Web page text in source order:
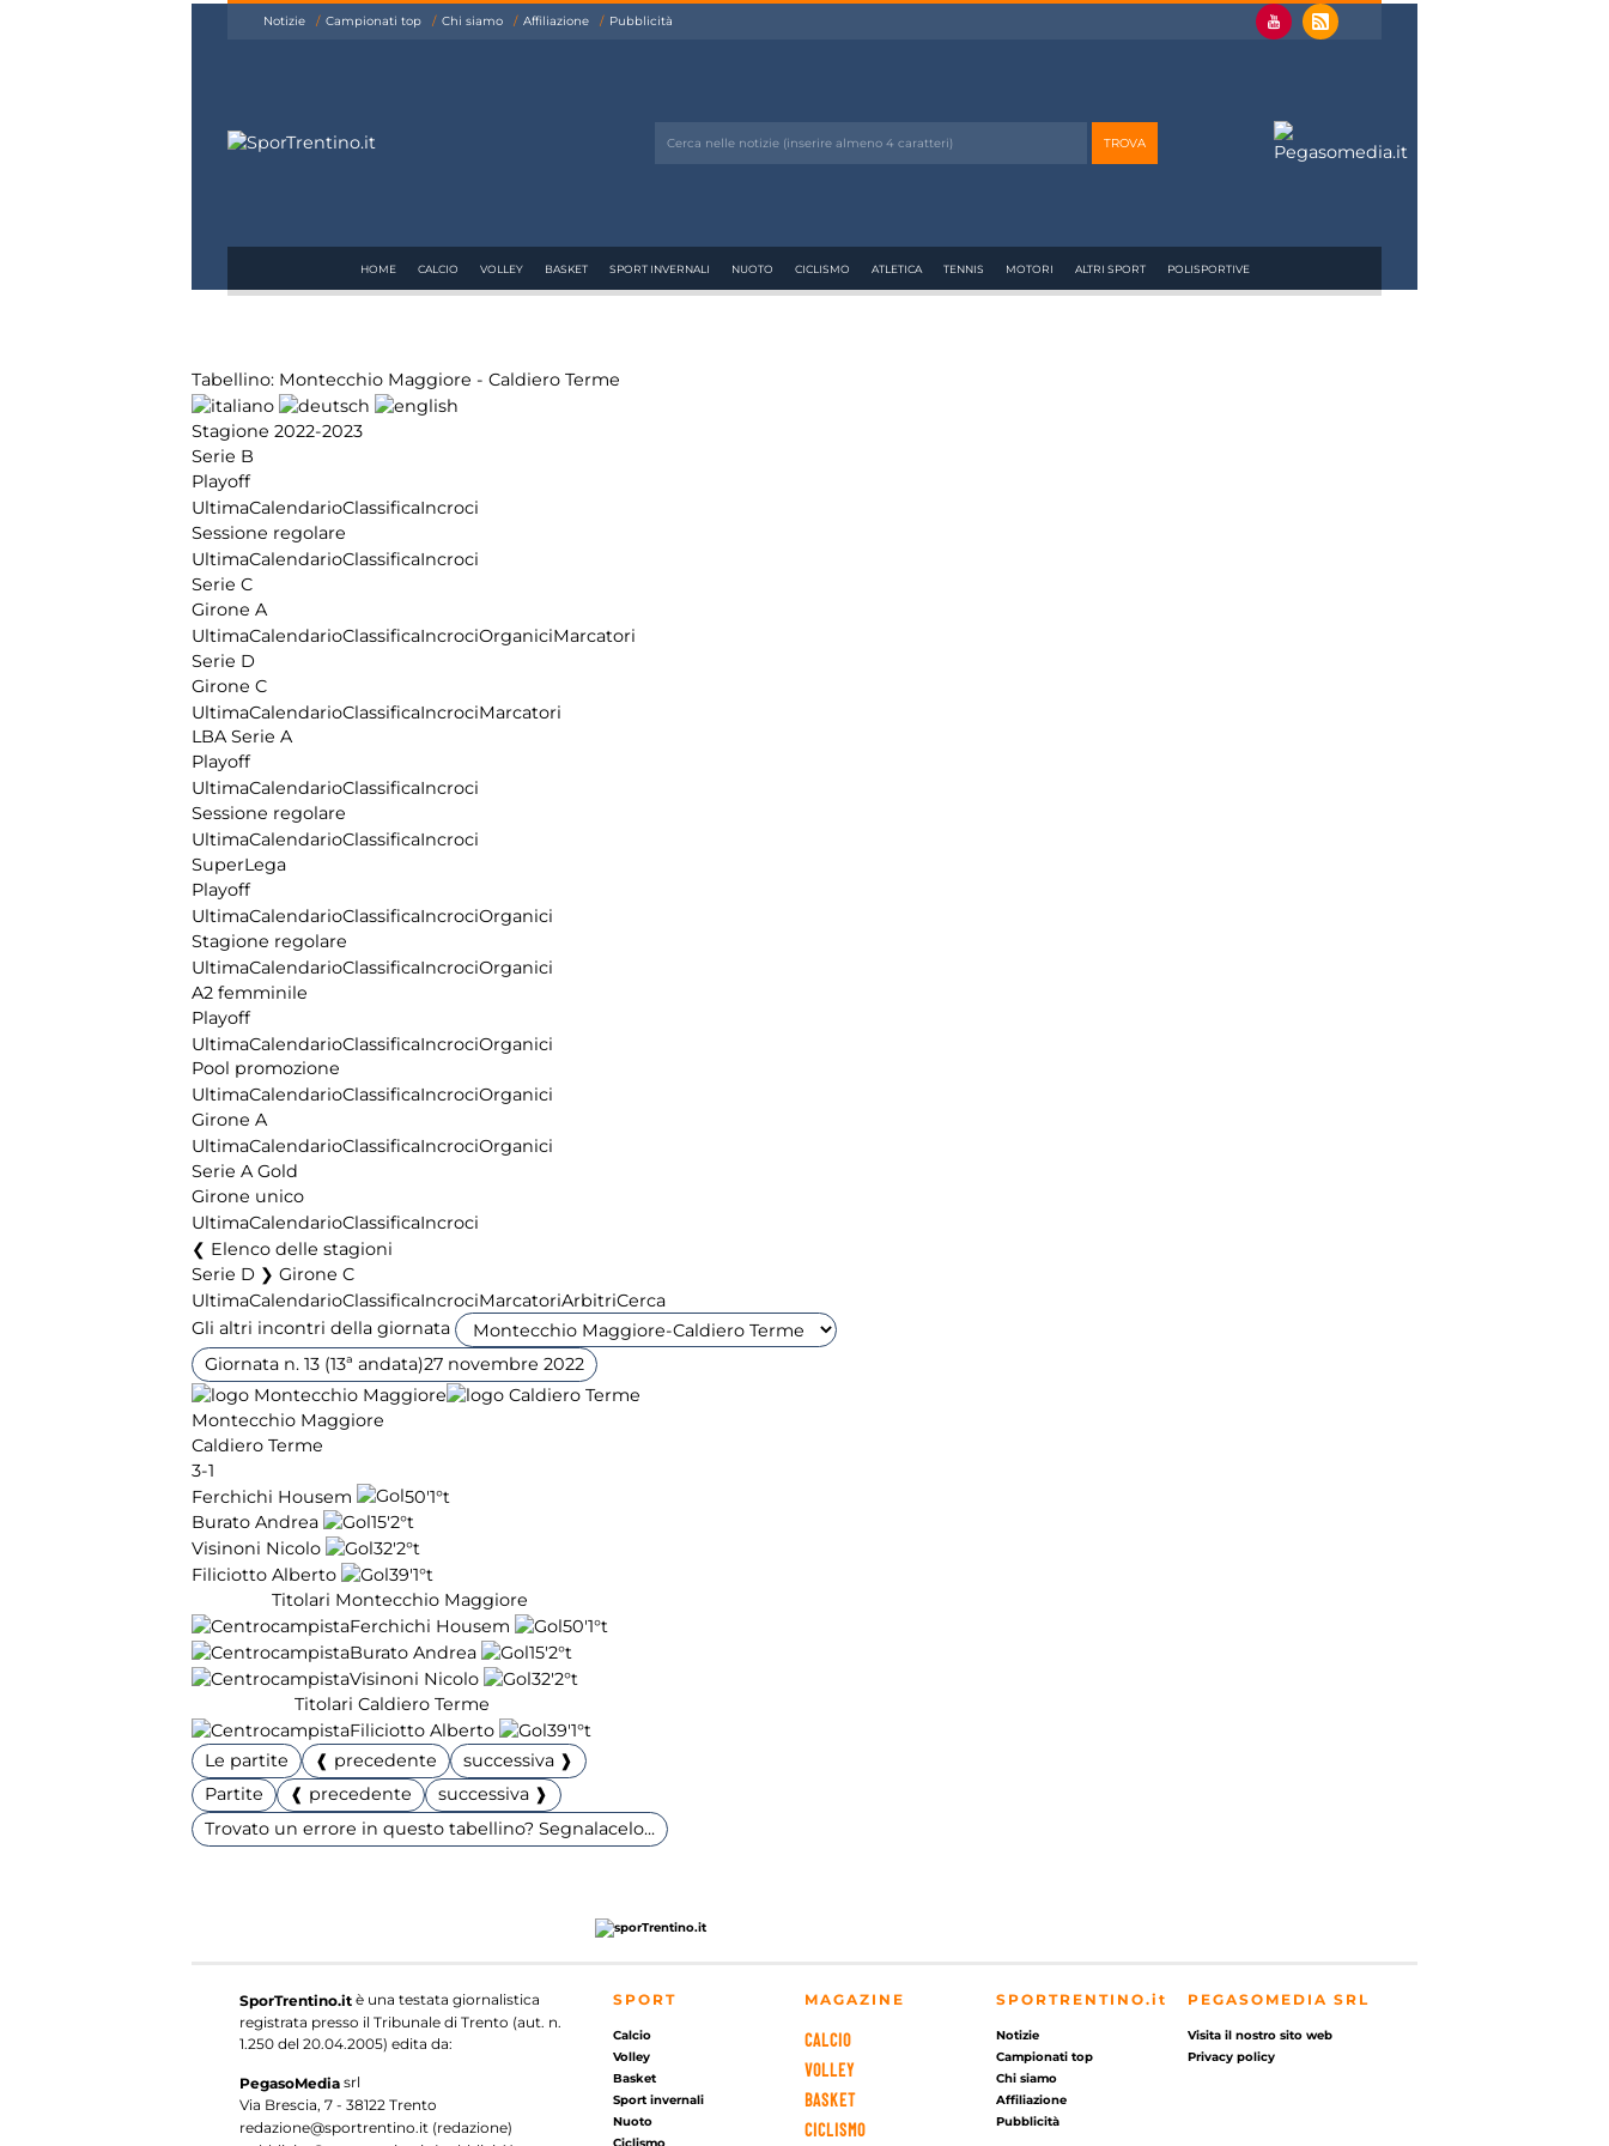
Notizie Campionati top Chi siamo Affiliazione Pubblicità
HOME CALCIO VOLLEY BASKET SPORT INVERNALI NUOTO CICLISMO ATLETICA TENNIS MOTORI ALTRI SPORT POLISPORTIVE
Tabellino: Montecchio Maggiore - Caldiero Terme
Stagione 2022-2023
Serie B
Playoff
UltimaCalendarioClassificaIncroci
Sessione regolare
UltimaCalendarioClassificaIncroci
Serie C
Girone A
UltimaCalendarioClassificaIncrociOrganiciMarcatori
Serie D
Girone C
UltimaCalendarioClassificaIncrociMarcatori
LBA Serie A
Playoff
UltimaCalendarioClassificaIncroci
Sessione regolare
UltimaCalendarioClassificaIncroci
SuperLega
Playoff
UltimaCalendarioClassificaIncrociOrganici
Stagione regolare
UltimaCalendarioClassificaIncrociOrganici
A2 femminile
Playoff
UltimaCalendarioClassificaIncrociOrganici
Pool promozione
UltimaCalendarioClassificaIncrociOrganici
Girone A
UltimaCalendarioClassificaIncrociOrganici
Serie A Gold
Girone unico
UltimaCalendarioClassificaIncroci
Elenco delle stagioni
Serie D ❯ Girone C
UltimaCalendarioClassificaIncrociMarcatoriArbitriCerca
Gli altri incontri della giornata
Giornata n. 13 (13ª andata)27 novembre 2022
Montecchio Maggiore
Caldiero Terme
3-1
Ferchichi Housem
50'1°t
Burato Andrea
15'2°t
Visinoni Nicolo
32'2°t
Filiciotto Alberto
39'1°t
Titolari Montecchio Maggiore
Ferchichi Housem
50'1°t
Burato Andrea
15'2°t
Visinoni Nicolo
32'2°t
Titolari Caldiero Terme
Filiciotto Alberto
39'1°t
Le partite
❰ precedente
successiva ❱
Partite
❰ precedente
successiva ❱
Trovato un errore in questo tabellino? Segnalacelo...
SporTrentino.it è una testata giornalistica
registrata presso il Tribunale di Trento (aut. n.
1.250 del 20.04.2005) edita da:
PegasoMedia srl
Via Brescia, 7 - 38122 Trento
redazione@sportrentino.it (redazione)
SPORT
Calcio
Volley
Basket
Sport invernali
Nuoto
MAGAZINE
CALCIO
VOLLEY
BASKET
CICLISMO
SPORTRENTINO.it
Notizie
Campionati top
Chi siamo
Affiliazione
Pubblicità
PEGASOMEDIA SRL
Visita il nostro sito web
Privacy policy